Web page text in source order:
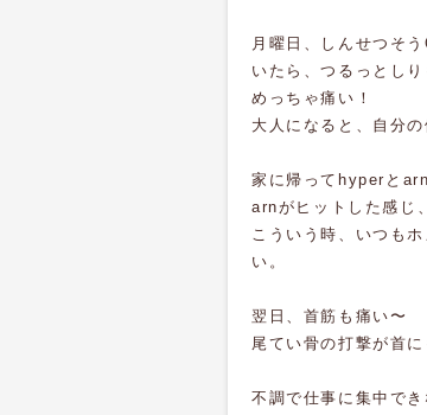
月曜日、しんせつそ
いたら、つるっとしり
めっちゃ痛い！
大人になると、自分の
家に帰ってhyperと
arnがヒットした感じ
こういう時、いつも
い。
翌日、首筋も痛い〜
尾てい骨の打撃が首に
不調で仕事に集中で